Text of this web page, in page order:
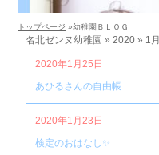
トップページ »幼稚園ＢＬＯＧ
名北ゼンヌ幼稚園 » 2020 » 1月
あひるさんの自由帳
2020年1月25日
検定のおはなし✨
2020年1月23日